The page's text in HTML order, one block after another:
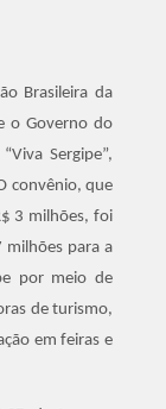
Brasileira da
o Governo do
Sergipe”,
convênio, que
3 milhões, foi
milhões para a
por meio de
de turismo,
em feiras e